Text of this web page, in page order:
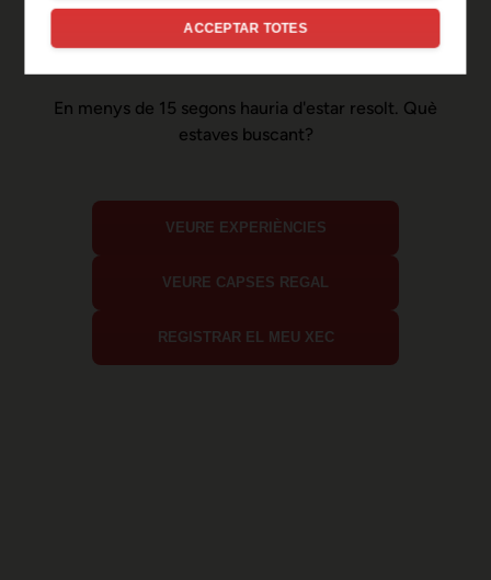
Sembla que hi ha hagut un
error de connexió temporal
En menys de 15 segons hauria d'estar resolt. Què
estaves buscant?
VEURE EXPERIÈNCIES
VEURE CAPSES REGAL
REGISTRAR EL MEU XEC
ACCEPTAR TOTES